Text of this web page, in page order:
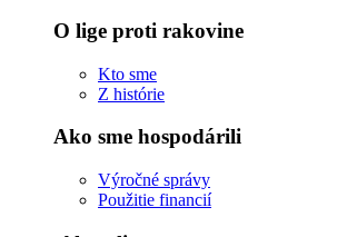
O lige proti rakovine
Kto sme
Z histórie
Ako sme hospodárili
Výročné správy
Použitie financií